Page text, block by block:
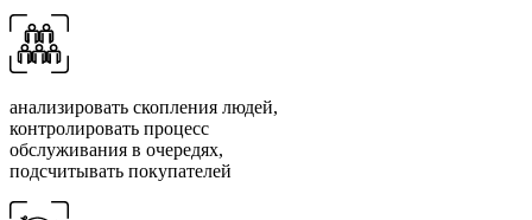
анализировать скопления людей,
контролировать процесс
обслуживания в очередях,
подсчитывать покупателей